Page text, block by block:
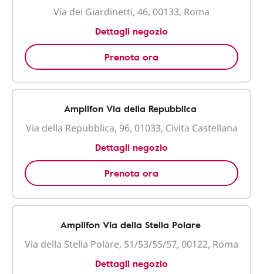
Via dei Giardinetti, 46, 00133, Roma
Dettagli negozio
Prenota ora
Amplifon Via della Repubblica
Via della Repubblica, 96, 01033, Civita Castellana
Dettagli negozio
Prenota ora
Amplifon Via della Stella Polare
Via della Stella Polare, 51/53/55/57, 00122, Roma
Dettagli negozio